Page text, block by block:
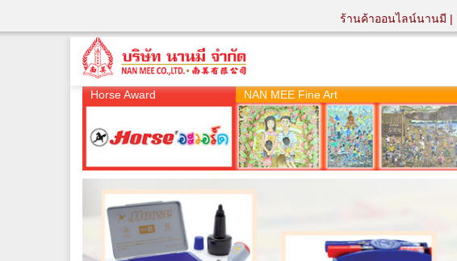
ร้านค้าออนไลน์นานมี
Horse Award NAN MEE Fine Art